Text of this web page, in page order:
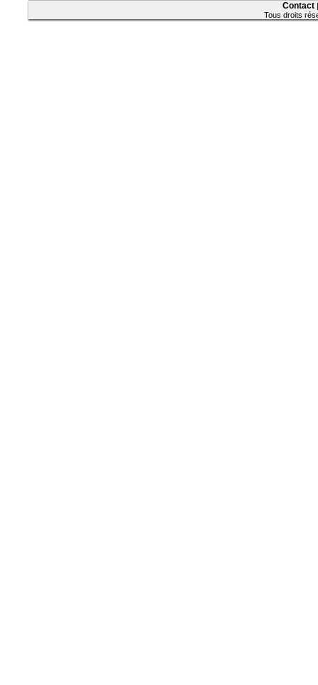
Contact
Tous droits